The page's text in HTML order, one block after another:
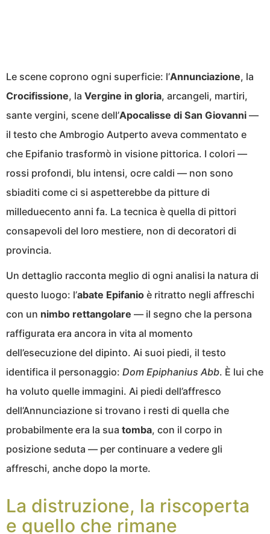
Le scene coprono ogni superficie: l’Annunciazione, la
Crocifissione, la Vergine in gloria, arcangeli, martiri,
sante vergini, scene dell’Apocalisse di San Giovanni —
il testo che Ambrogio Autperto aveva commentato e
che Epifanio trasformò in visione pittorica. I colori —
rossi profondi, blu intensi, ocre caldi — non sono
sbiaditi come ci si aspetterebbe da pitture di
milleduecento anni fa. La tecnica è quella di pittori
consapevoli del loro mestiere, non di decoratori di
provincia.
Un dettaglio racconta meglio di ogni analisi la natura di
questo luogo: l’abate Epifanio è ritratto negli affreschi
con un nimbo rettangolare — il segno che la persona
raffigurata era ancora in vita al momento
dell’esecuzione del dipinto. Ai suoi piedi, il testo
identifica il personaggio: Dom Epiphanius Abb. È lui che
ha voluto quelle immagini. Ai piedi dell’affresco
dell’Annunciazione si trovano i resti di quella che
probabilmente era la sua tomba, con il corpo in
posizione seduta — per continuare a vedere gli
affreschi, anche dopo la morte.
La distruzione, la riscoperta
e quello che rimane